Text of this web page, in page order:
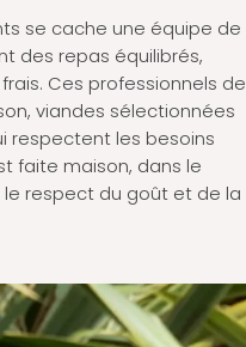
se cache une équipe de
des repas équilibrés,
Ces professionnels de
viandes sélectionnées
respectent les besoins
faite maison, dans le
respect du goût et de la